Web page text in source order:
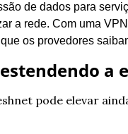
de dados para
a rede. Com uma
os provedores
a
pode elevar